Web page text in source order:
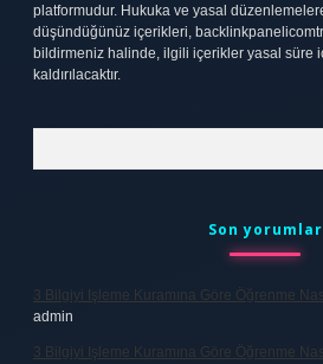
platformudur. Hukuka ve yasal
düşündüğünüz içerikleri,
bildirmeniz halinde, ilgili içerikler yasal süre
kaldırılacaktır.
Son yorumlar
3 Bilgiyi Işleme Kuramına Göre Öğrenme
admin
3 Bilgiyi Işleme Kuramına Göre Öğrenme